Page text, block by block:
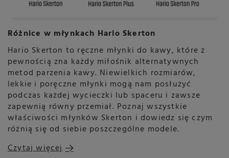
Różnice w młynkach Hario Skerton
Hario Skerton to ręczne młynki do kawy, które z
pewnością zna każdy miłośnik alternatywnych
metod parzenia kawy. Niewielkich rozmiarów,
lekkie i poręczne młynki mogą nam posłużyć
podczas każdej wycieczki lub spaceru i zawsze
zapewnią równy przemiał. Poznaj wszystkie
właściwości młynków Skerton i dowiedz się czym
różnią się od siebie poszczególne modele.
Czytaj więcej